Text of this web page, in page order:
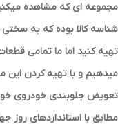
مجموعه ای که مشاهده
شناسه کالا بوده که به
تهیه کنید اما ما تمامی
میدهیم و با تهیه کردن این
تعویض جلوبندی خودروی
مطابق با استانداردهای روز